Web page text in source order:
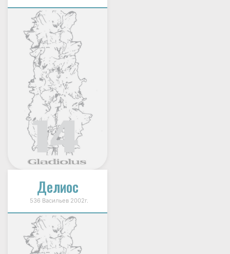
Делиос
536 Васильев 2002г.